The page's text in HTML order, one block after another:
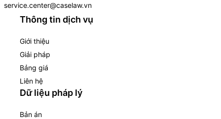
service.center@caselaw.vn
Thông tin dịch vụ
Giới thiệu
Giải pháp
Bảng giá
Liên hệ
Dữ liệu pháp lý
Bản án